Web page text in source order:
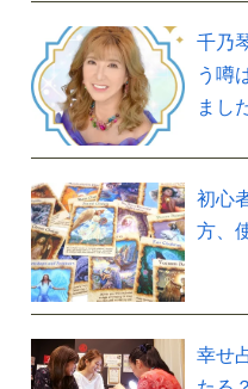
千乃
う噂
まし
初心
方、
幸せ